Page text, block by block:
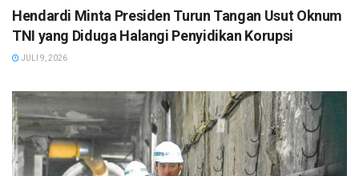
Hendardi Minta Presiden Turun Tangan Usut Oknum
TNI yang Diduga Halangi Penyidikan Korupsi
JULI 9, 2026